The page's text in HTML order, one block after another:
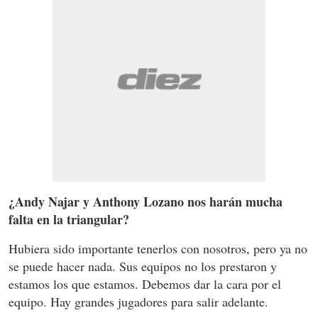
¿Andy Najar y Anthony Lozano nos harán mucha
falta en la triangular?
Hubiera sido importante tenerlos con nosotros, pero ya no
se puede hacer nada. Sus equipos no los prestaron y
estamos los que estamos. Debemos dar la cara por el
equipo. Hay grandes jugadores para salir adelante.